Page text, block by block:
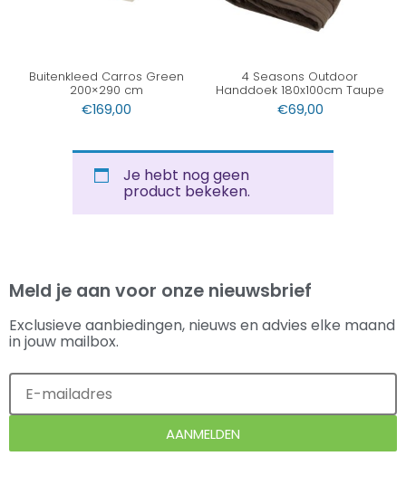
Buitenkleed Carros Green
200×290 cm
€169,00
4 Seasons Outdoor
Handdoek 180x100cm Taupe
€69,00
Je hebt nog geen
product bekeken.
Meld je aan voor onze nieuwsbrief
Exclusieve aanbiedingen, nieuws en advies elke maand
in jouw mailbox.
AANMELDEN